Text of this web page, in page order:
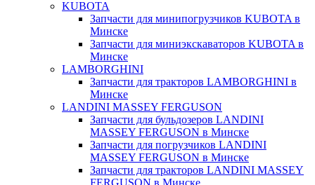
KUBOTA
Запчасти для минипогрузчиков KUBOTA в
Минске
Запчасти для миниэкскаваторов KUBOTA в
Минске
LAMBORGHINI
Запчасти для тракторов LAMBORGHINI в
Минске
LANDINI MASSEY FERGUSON
Запчасти для бульдозеров LANDINI
MASSEY FERGUSON в Минске
Запчасти для погрузчиков LANDINI
MASSEY FERGUSON в Минске
Запчасти для тракторов LANDINI MASSEY
FERGUSON в Минске